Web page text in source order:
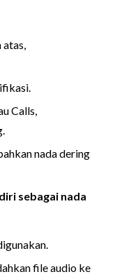
Calls,
nada dering
sebagai nada
file audio ke